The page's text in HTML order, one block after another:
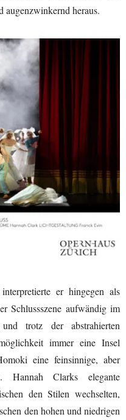
augenzwinkernd heraus.
er hingegen als
Schlussszene aufwändig im
trotz der abstrahierten
immer eine Insel
eine feinsinnige, aber
Hannah Clarks elegante
den Stilen wechselten,
den hohen und niedrigen